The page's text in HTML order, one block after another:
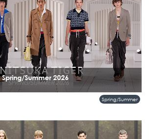
Spring/Summer 2026
านครเอเชียมาเล่าผ่านแสง สี และอารมณ์ของการใช้
วออกจากรถไฟใต้ดิน เดินสู่แดดบ่าย หรือเปลี่ยนลุคจากวัน
Spring/Summer